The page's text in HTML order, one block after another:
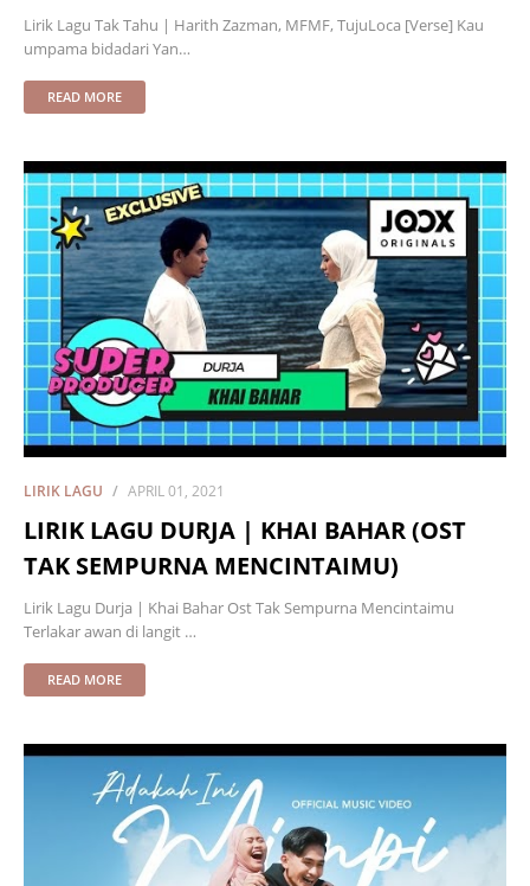
Lirik Lagu Tak Tahu | Harith Zazman, MFMF, TujuLoca [Verse] Kau
umpama bidadari Yan…
READ MORE
LIRIK LAGU APRIL 01, 2021
LIRIK LAGU DURJA | KHAI BAHAR (OST
TAK SEMPURNA MENCINTAIMU)
Lirik Lagu Durja | Khai Bahar Ost Tak Sempurna Mencintaimu
Terlakar awan di langit …
READ MORE